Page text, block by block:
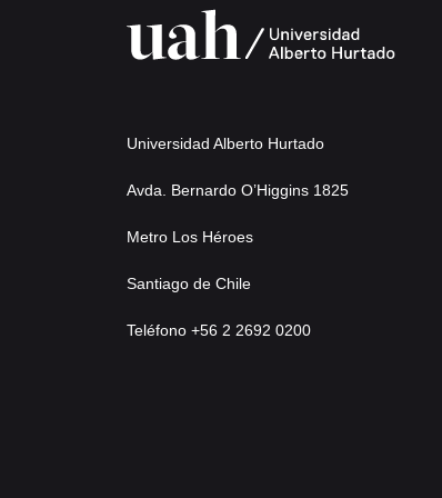
Universidad Alberto Hurtado
Avda. Bernardo O’Higgins 1825
Metro Los Héroes
Santiago de Chile
Teléfono +56 2 2692 0200